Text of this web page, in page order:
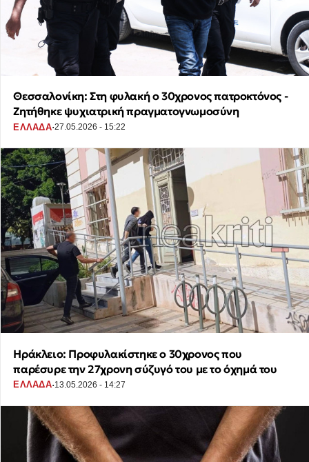
Θεσσαλονίκη: Στη φυλακή ο 30χρονος πατροκτόνος -
Ζητήθηκε ψυχιατρική πραγματογνωμοσύνη
ΕΛΛΑΔΑ·27.05.2026 - 15:22
Ηράκλειο: Προφυλακίστηκε ο 30χρονος που
παρέσυρε την 27χρονη σύζυγό του με το όχημά του
ΕΛΛΑΔΑ·13.05.2026 - 14:27